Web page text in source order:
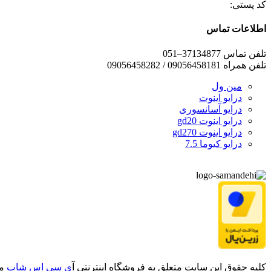
کد پستی:
اطلاعات تماس
تلفن تماس 37134877–051
تلفن همراه 09056458181 / 09056458282
مین ول
درایو اینوت
درایو آسانسوری
درایو اینوت gd20
درایو اینوت gd270
درایو کیوما 7.5
کلیه حقوق این سایت متعلق به فروشگاه اینترنتی آ ی سی اِس شاپ